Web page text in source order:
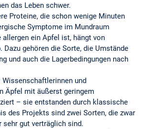
das Leben schwer.
Proteine, die schon wenige Minuten
Symptome im Mundraum
ein Apfel ist, hängt von
Dazu gehören die Sorte, die Umstände
und auch die Lagerbedingungen nach
und
Äpfel mit äußerst geringem
– sie entstanden durch klassische
des Projekts sind zwei Sorten, die zwar
sehr gut verträglich sind.